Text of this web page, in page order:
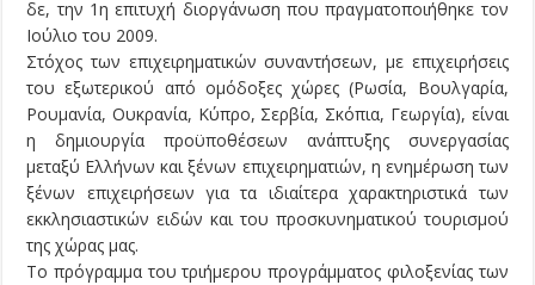
δε, την 1η επιτυχή διοργάνωση που πραγματοποιήθηκε τoν
Ιούλιο του 2009.
Στόχος των επιχειρηματικών συναντήσεων, με επιχειρήσεις
του εξωτερικού από ομόδοξες χώρες (Ρωσία, Βουλγαρία,
Ρουμανία, Ουκρανία, Κύπρο, Σερβία, Σκόπια, Γεωργία), είναι
η δημιουργία προϋποθέσεων ανάπτυξης συνεργασίας
μεταξύ Ελλήνων και ξένων επιχειρηματιών, η ενημέρωση των
ξένων επιχειρήσεων για τα ιδιαίτερα χαρακτηριστικά των
εκκλησιαστικών ειδών και του προσκυνηματικού τουρισμού
της χώρας μας.
Το πρόγραμμα του τριήμερου προγράμματος φιλοξενίας των